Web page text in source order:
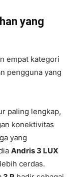
yang
empat kategori
pengguna yang
paling lengkap,
konektivitas
yang
Andris 3 LUX
cerdas.